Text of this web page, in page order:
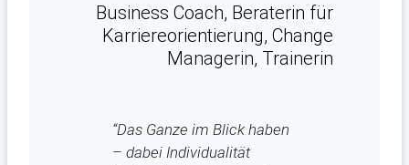
Business Coach, Beraterin für
Karriereorientierung, Change
Managerin, Trainerin
“Das Ganze im Blick haben
– dabei Individualität